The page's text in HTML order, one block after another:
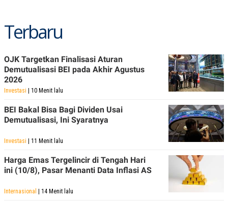
Terbaru
OJK Targetkan Finalisasi Aturan
Demutualisasi BEI pada Akhir Agustus
2026
Investasi | 10 Menit lalu
BEI Bakal Bisa Bagi Dividen Usai
Demutualisasi, Ini Syaratnya
Investasi | 11 Menit lalu
Harga Emas Tergelincir di Tengah Hari
ini (10/8), Pasar Menanti Data Inflasi AS
Internasional | 14 Menit lalu